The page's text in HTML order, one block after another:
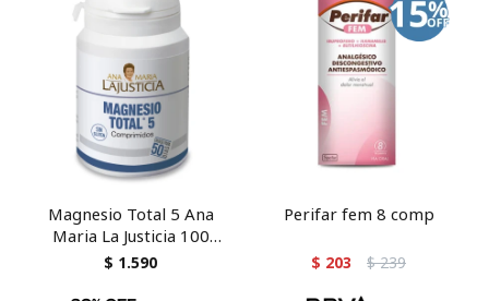
Magnesio Total 5 Ana
Maria La Justicia 100
comprimidos
$ 1.590
Perifar fem 8 comp
$ 203 $ 239